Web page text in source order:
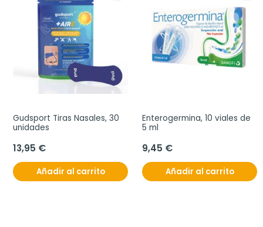
Gudsport Tiras Nasales, 30
unidades
13,95 €
Añadir al carrito
Enterogermina, 10 viales de
5 ml
9,45 €
Añadir al carrito